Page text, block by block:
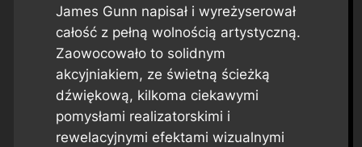
James Gunn napisał i wyreżyserował
całość z pełną wolnością artystyczną.
Zaowocowało to solidnym
akcyjniakiem, ze świetną ścieżką
dźwiękową, kilkoma ciekawymi
pomysłami realizatorskimi i
rewelacyjnymi efektami wizualnymi